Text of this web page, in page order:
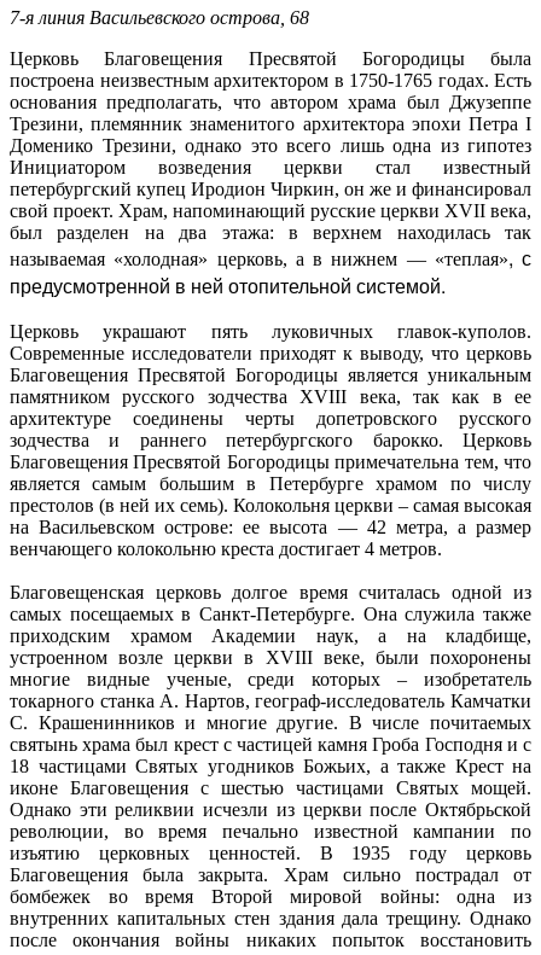
7-я линия Васильевского острова, 68
Церковь Благовещения Пресвятой Богородицы была
построена неизвестным архитектором в 1750-1765 годах. Есть
основания предполагать, что автором храма был Джузеппе
Трезини, племянник знаменитого архитектора эпохи Петра I
Доменико Трезини, однако это всего лишь одна из гипотез
Инициатором возведения церкви стал известный
петербургский купец Иродион Чиркин, он же и финансировал
свой проект. Храм, напоминающий русские церкви XVII века,
был разделен на два этажа: в верхнем находилась так
называемая «холодная» церковь, а в нижнем — «теплая», с
предусмотренной в ней отопительной системой.
Церковь украшают пять луковичных главок-куполов.
Современные исследователи приходят к выводу, что церковь
Благовещения Пресвятой Богородицы является уникальным
памятником русского зодчества XVIII века, так как в ее
архитектуре соединены черты допетровского русского
зодчества и раннего петербургского барокко. Церковь
Благовещения Пресвятой Богородицы примечательна тем, что
является самым большим в Петербурге храмом по числу
престолов (в ней их семь). Колокольня церкви – самая высокая
на Васильевском острове: ее высота — 42 метра, а размер
венчающего колокольню креста достигает 4 метров.
Благовещенская церковь долгое время считалась одной из
самых посещаемых в Санкт-Петербурге. Она служила также
приходским храмом Академии наук, а на кладбище,
устроенном возле церкви в XVIII веке, были похоронены
многие видные ученые, среди которых – изобретатель
токарного станка А. Нартов, географ-исследователь Камчатки
С. Крашенинников и многие другие. В числе почитаемых
святынь храма был крест с частицей камня Гроба Господня и с
18 частицами Святых угодников Божьих, а также Крест на
иконе Благовещения с шестью частицами Святых мощей.
Однако эти реликвии исчезли из церкви после Октябрьской
революции, во время печально известной кампании по
изъятию церковных ценностей. В 1935 году церковь
Благовещения была закрыта. Храм сильно пострадал от
бомбежек во время Второй мировой войны: одна из
внутренних капитальных стен здания дала трещину. Однако
после окончания войны никаких попыток восстановить